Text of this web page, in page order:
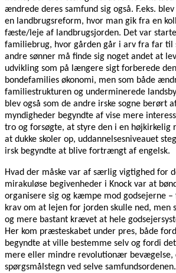
ændrede deres samfund sig også. F.eks.
en landbrugsreform, hvor man gik fra en
fæste/leje af landbrugsjorden. Det var
familiebrug, hvor gården går i arv fra far til
andre sønner må finde sig noget andet at
udvikling som på længere sigt forberede
bondefamilies økonomi, men som både
familiestrukturen og underminerede
blev også som de andre irske sogne berørt
myndigheder begyndte af vise mere
tro og forsøgte, at styre den i en højkirkelig
at dukke skoler op, uddannelsesniveauet
irsk begyndte at blive fortrængt af engelsk.
Hvad der måske var af særlig vigtighed for
mirakuløse begivenheder i Knock var at
organisere sig og kæmpe mod godsejerne
krav om at lejen for jorden skulle ned, men
og mere bastant krævet at hele
Her kom præsteskabet under pres, både
begyndte at ville bestemme selv og fordi
mere eller mindre revolutionær bevægelse,
spørgsmålstegn ved selve